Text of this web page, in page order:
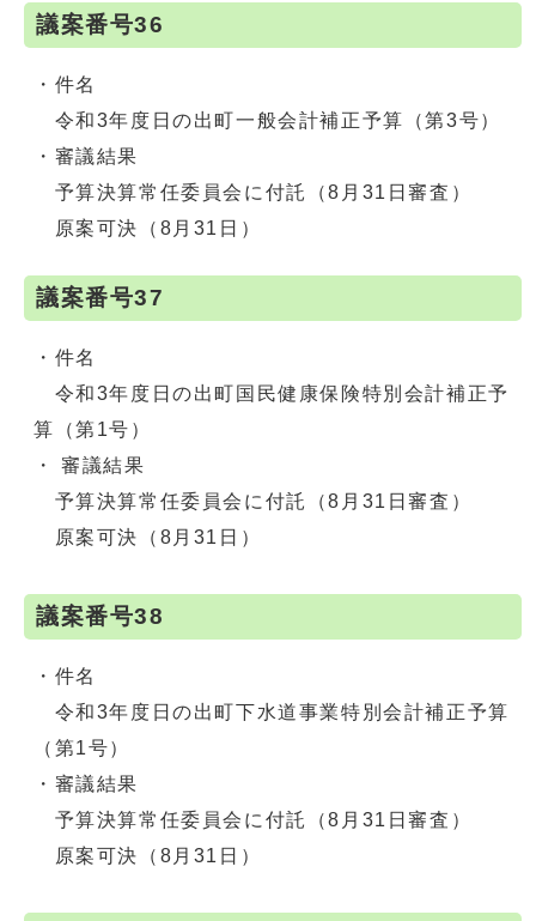
議案番号36
・件名
令和3年度日の出町一般会計補正予算（第3号）
・審議結果
予算決算常任委員会に付託（8月31日審査）
原案可決（8月31日）
議案番号37
・件名
令和3年度日の出町国民健康保険特別会計補正予
算（第1号）
・ 審議結果
予算決算常任委員会に付託（8月31日審査）
原案可決（8月31日）
議案番号38
・件名
令和3年度日の出町下水道事業特別会計補正予算
（第1号）
・審議結果
予算決算常任委員会に付託（8月31日審査）
原案可決（8月31日）